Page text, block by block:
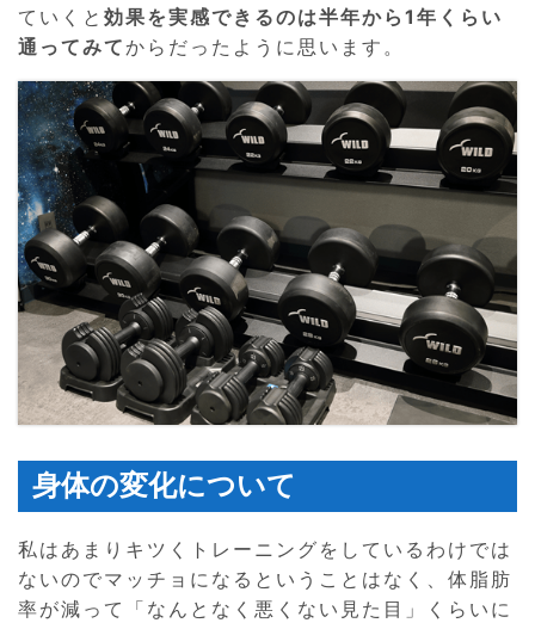
ていくと 効果を実感できるのは半年から1年くらい
通ってみてからだったように思います。
身体の変化について
私はあまりキツくトレーニングをしているわけでは
ないのでマッチョになるということはなく、体脂肪
率が減って「なんとなく悪くない見た目」くらいに